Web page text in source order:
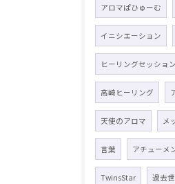
アロマぱひゅーむ
イニシエーション
ヒーリングセッション
高崎ヒーリング
天使のアロマ メ
言葉 アチューメ
TwinsStar 過去世